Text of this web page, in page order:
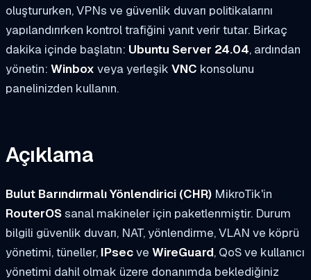
oluştururken, VPNs ve güvenlik duvarı politikalarını
yapılandırırken kontrol trafiğini yanıt verir tutar. Birkaç
dakika içinde başlatın: Ubuntu Server 24.04, ardından
yönetin: Winbox veya yerleşik VNC konsolunu
panelinizden kullanın.
Açıklama
Bulut Barındırmalı Yönlendirici (CHR) MikroTik'in
RouterOSsanal makineler için paketlenmiştir. Durum
bilgili güvenlik duvarı, NAT, yönlendirme, VLAN ve köprü
yönetimi, tüneller, IPsecve WireGuard, QoS ve kullanıcı
yönetimi dahil olmak üzere donanımda beklediğiniz